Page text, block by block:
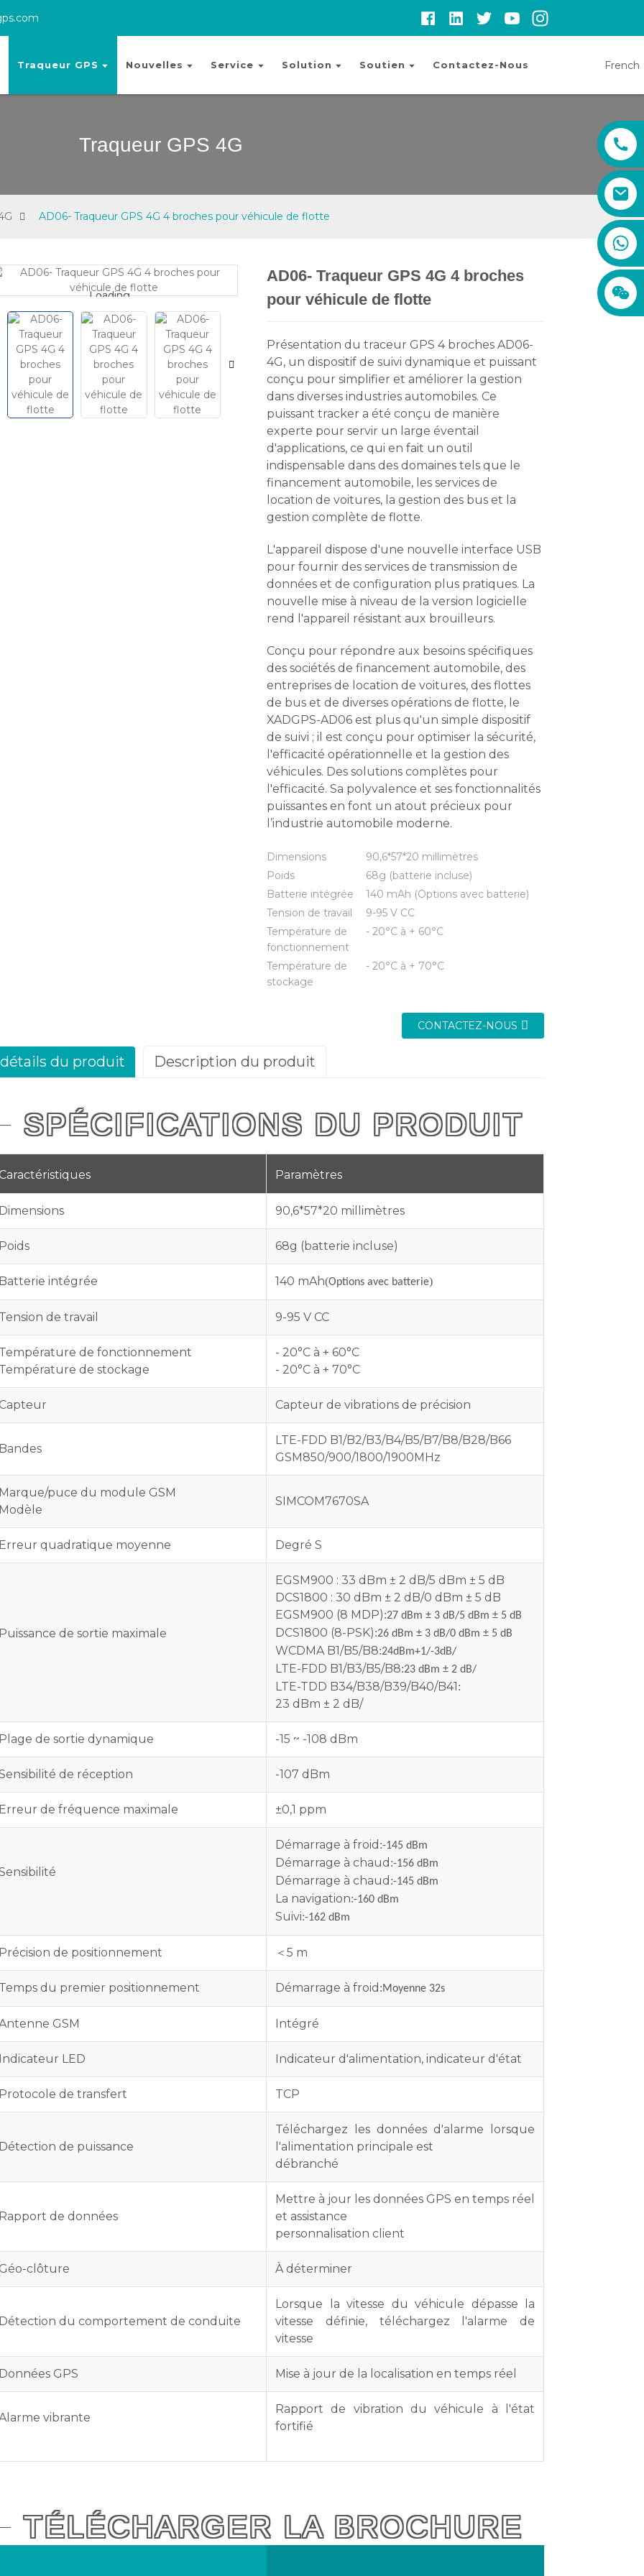
Traqueur GPS Nouvelles Service Solution Soutien Contactez-Nous French
+86 159 8667 0464
Traqueur GPS 4G
AD06- Traqueur GPS 4G 4 broches pour véhicule de flotte
Loading...
Loading... Loading...
Loading...
AD06- Traqueur GPS 4G 4 broches
pour véhicule de flotte
Présentation du traceur GPS 4 broches AD06-
4G, un dispositif de suivi dynamique et puissant
conçu pour simplifier et améliorer la gestion
dans diverses industries automobiles. Ce
puissant tracker a été conçu de manière
experte pour servir un large éventail
d'applications, ce qui en fait un outil
indispensable dans des domaines tels que le
financement automobile, les services de
location de voitures, la gestion des bus et la
gestion complète de flotte.
L'appareil dispose d'une nouvelle interface USB
pour fournir des services de transmission de
données et de configuration plus pratiques. La
nouvelle mise à niveau de la version logicielle
rend l'appareil résistant aux brouilleurs.
Conçu pour répondre aux besoins spécifiques
des sociétés de financement automobile, des
entreprises de location de voitures, des flottes
de bus et de diverses opérations de flotte, le
XADGPS-AD06 est plus qu'un simple dispositif
de suivi ; il est conçu pour optimiser la sécurité,
l'efficacité opérationnelle et la gestion des
véhicules. Des solutions complètes pour
l'efficacité. Sa polyvalence et ses fonctionnalités
puissantes en font un atout précieux pour
l’industrie automobile moderne.
Dimensions
90,6*57*20 millimètres
Poids
68g (batterie incluse)
Batterie intégrée
140 mAh (Options avec batterie)
Tension de travail
9-95 V CC
Température de
fonctionnement
- 20°C à + 60°C
Température de
stockage
- 20°C à + 70°C
CONTACTEZ-NOUS
détails du produit Description du produit
SPÉCIFICATIONS DU PRODUIT
Caractéristiques Paramètres
Dimensions 90,6*57*20 millimètres
Poids 68g (batterie incluse)
Batterie intégrée 140 mAh(Options avec batterie)
Tension de travail 9-95 V CC
Température de fonctionnement
Température de stockage
- 20°C à + 60°C
- 20°C à + 70°C
Capteur Capteur de vibrations de précision
Bandes
LTE-FDD B1/B2/B3/B4/B5/B7/B8/B28/B66
GSM850/900/1800/1900MHz
Marque/puce du module GSM
Modèle
SIMCOM7670SA
Erreur quadratique moyenne Degré S
Puissance de sortie maximale
EGSM900 : 33 dBm ± 2 dB/5 dBm ± 5 dB
DCS1800 : 30 dBm ± 2 dB/0 dBm ± 5 dB
EGSM900 (8 MDP):27 dBm ± 3 dB/5 dBm ± 5 dB
DCS1800 (8-PSK):26 dBm ± 3 dB/0 dBm ± 5 dB
WCDMA B1/B5/B8:24dBm+1/-3dB/
LTE-FDD B1/B3/B5/B8:23 dBm ± 2 dB/
LTE-TDD B34/B38/B39/B40/B41:
23 dBm ± 2 dB/
Plage de sortie dynamique -15 ~ -108 dBm
de réception -107 dBm
Erreur de fréquence maximale ±0,1 ppm
Démarrage à froid :-145 dBm
Démarrage à chaud :-156 dBm
Démarrage à chaud :-145 dBm
La navigation:-160 dBm
Suivi:-162 dBm
Précision de positionnement ＜ 5 m
Temps du premier positionnement Démarrage à froid :Moyenne 32s
GSM Intégré
Indicateur LED Indicateur d'alimentation, indicateur d'état
Protocole de transfert TCP
Détection de puissance
Téléchargez les données d'alarme lorsque
l'alimentation principale est
débranché
Rapport de données
Mettre à jour les données GPS en temps réel
et assistance
personnalisation client
Géo-clôture À déterminer
Détection du comportement de conduite
Lorsque la vitesse du véhicule dépasse la
vitesse définie, téléchargez l'alarme de
vitesse
Données GPS Mise à jour de la localisation en temps réel
vibrante
Rapport de vibration du véhicule à l'état
fortifié
TÉLÉCHARGER LA BROCHURE